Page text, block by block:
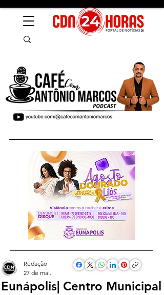
Eunápolis| Centro Municipal
Redação
27 de mai.